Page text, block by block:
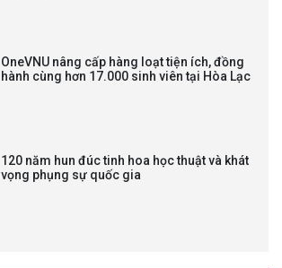
vị trí việc làm chức danh nghề
nghiệp chuyên môn dùng
Bảo vệ luận án tiến sĩ của NCS
OneVNU nâng cấp hàng loạt tiện ích, đồng
hành cùng hơn 17.000 sinh viên tại Hòa Lạc
120 năm hun đúc tinh hoa học thuật và khát
vọng phụng sự quốc gia